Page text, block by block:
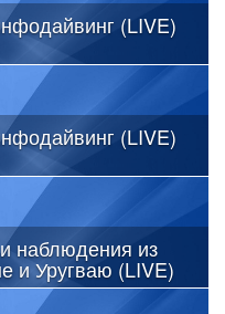
(LIVE)
(LIVE)
наблюдения из
и Уругваю (LIVE)